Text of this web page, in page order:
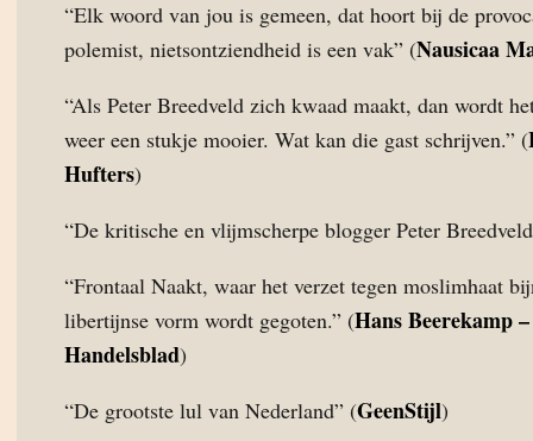
“Elk woord van jou is gemeen, dat hoort bij de
polemist, nietsontziendheid is een vak” (Nausicaa
“Als Peter Breedveld zich kwaad maakt, dan wordt
weer een stukje mooier. Wat kan die gast schrijven.” (
Hufters)
“De kritische en vlijmscherpe blogger Peter
“Frontaal Naakt, waar het verzet tegen moslimhaat
libertijnse vorm wordt gegoten.” (Hans Beerekamp
Handelsblad)
“De grootste lul van Nederland” (GeenStijl)